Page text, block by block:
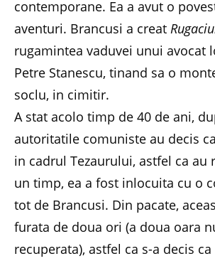
contemporane. Ea a avut o
aventuri. Brancusi a creat
rugamintea vaduvei unui avocat
Petre Stanescu, tinand sa o
soclu, in cimitir.
A stat acolo timp de 40 de ani,
autoritatile comuniste au decis
in cadrul Tezaurului, astfel ca au
un timp, ea a fost inlocuita cu o
tot de Brancusi. Din pacate,
furata de doua ori (a doua oara
recuperata), astfel ca s-a decis